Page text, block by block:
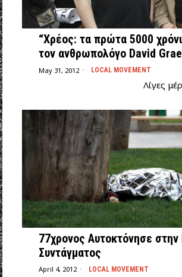
“Χρέος: τα πρώτα 5000
τον ανθρωπολόγο David
May 31, 2012 LOCAL MOVEMENT
Λίγες
77χρονος Αυτοκτόνησε στην
Συντάγματος
April 4, 2012 LOCAL MOVEMENT